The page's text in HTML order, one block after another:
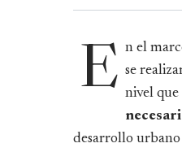
E n el
se
nivel que
desarrollo